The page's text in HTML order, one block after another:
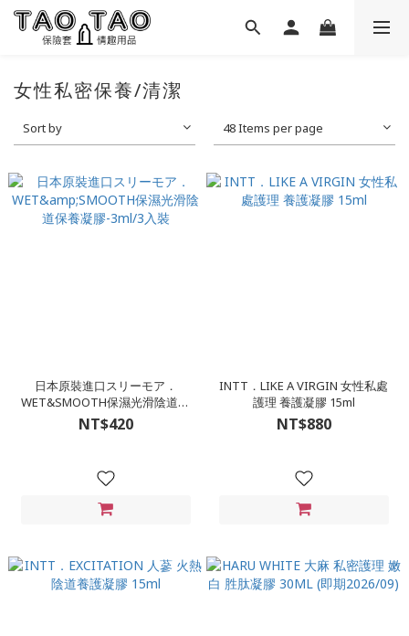
女性私密保養/清潔
Sort by 48 Items per page
日本原裝進口スリーモア．
WET&SMOOTH保濕光滑陰道保
養凝膠-3ml/3入裝
NT$420
INTT．LIKE A VIRGIN 女性私處
護理 養護凝膠 15ml
NT$880